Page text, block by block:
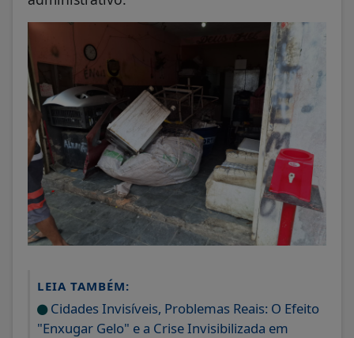
LEIA TAMBÉM:
Cidades Invisíveis, Problemas Reais: O Efeito
"Enxugar Gelo" e a Crise Invisibilizada em